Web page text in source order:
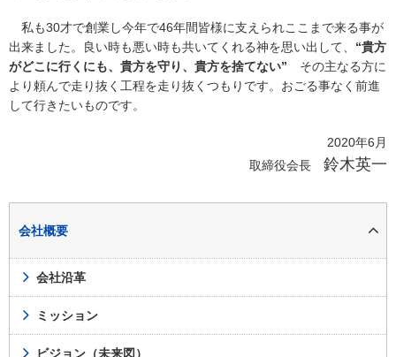
私も30才で創業し今年で46年間皆様に支えられここまで来る事が
出来ました。良い時も悪い時も共いてくれる神を思い出して、 “貴方
がどこに行くにも、貴方を守り、貴方を捨てない” その主なる方に
より頼んで走り抜く工程を走り抜くつもりです。おごる事なく前進
して行きたいものです。
2020年6月
取締役会長 鈴木英一
会社概要
会社沿革
ミッション
ビジョン（未来図）